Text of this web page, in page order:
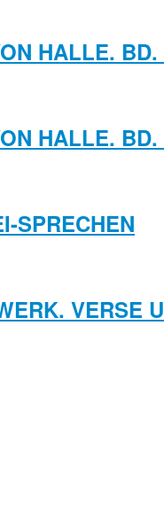
HALLE. BD.
HALLE.
SPRECHEN
VERSE